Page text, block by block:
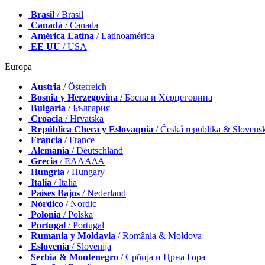
Brasil / Brasil
Canadá / Canada
América Latina / Latinoamérica
EE UU / USA
Europa
Austria / Österreich
Bosnia y Herzegovina / Босна и Херцеговина
Bulgaria / България
Croacia / Hrvatska
República Checa y Eslovaquia / Česká republika &
Francia / France
Alemania / Deutschland
Grecia / ΕΛΛΑΔΑ
Hungría / Hungary
Italia / Italia
Países Bajos / Nederland
Nórdico / Nordic
Polonia / Polska
Portugal / Portugal
Rumania y Moldavia / România & Moldova
Eslovenia / Slovenija
Serbia & Montenegro / Србија и Црна Гора